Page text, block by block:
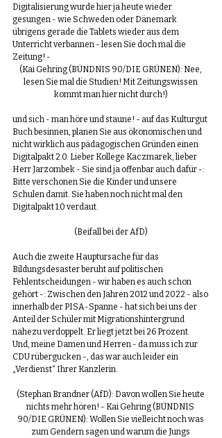
Digitalisierung wurde hier ja heute wieder
gesungen - wie Schweden oder Dänemark
übrigens gerade die Tablets wieder aus dem
Unterricht verbannen - lesen Sie doch mal die
Zeitung! -
(Kai Gehring (BÜNDNIS 90/DIE GRÜNEN): Nee,
lesen Sie mal die Studien! Mit Zeitungswissen
kommt man hier nicht durch!)
und sich - man höre und staune! - auf das Kulturgut
Buch besinnen, planen Sie aus ökonomischen und
nicht wirklich aus pädagogischen Gründen einen
Digitalpakt 2.0. Lieber Kollege Kaczmarek, lieber
Herr Jarzombek - Sie sind ja offenbar auch dafür -:
Bitte verschonen Sie die Kinder und unsere
Schulen damit. Sie haben noch nicht mal den
Digitalpakt 1.0 verdaut.
(Beifall bei der AfD)
Auch die zweite Hauptursache für das
Bildungsdesaster beruht auf politischen
Fehlentscheidungen - wir haben es auch schon
gehört -: Zwischen den Jahren 2012 und 2022 - also
innerhalb der PISA-Spanne - hat sich bei uns der
Anteil der Schüler mit Migrationshintergrund
nahezu verdoppelt. Er liegt jetzt bei 26 Prozent.
Und, meine Damen und Herren - da muss ich zur
CDU rübergucken -, das war auch leider ein
„Verdienst“ Ihrer Kanzlerin.
(Stephan Brandner (AfD): Davon wollen Sie heute
nichts mehr hören! - Kai Gehring (BÜNDNIS
90/DIE GRÜNEN): Wollen Sie vielleicht noch was
zum Gendern sagen und warum die Jungs